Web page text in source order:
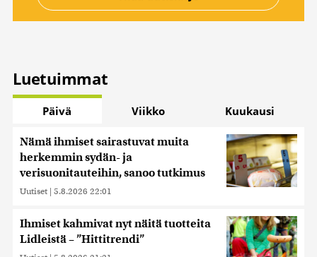
Luetuimmat
Päivä Viikko Kuukausi
Nämä ihmiset sairastuvat muita
herkemmin sydän- ja
verisuonitauteihin, sanoo tutkimus
Uutiset | 5.8.2026 22:01
Ihmiset kahmivat nyt näitä tuotteita
Lidleistä – ”Hittitrendi”